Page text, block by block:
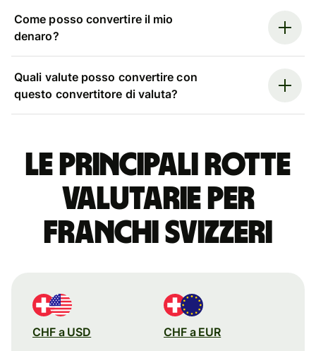
Come posso convertire il mio
denaro?
Quali valute posso convertire con
questo convertitore di valuta?
Le principali rotte
valutarie per
franchi svizzeri
CHF a USD CHF a EUR